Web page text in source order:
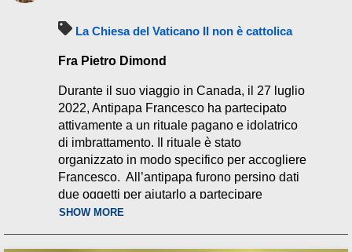
La Chiesa del Vaticano II non è cattolica
Fra Pietro Dimond
Durante il suo viaggio in Canada, il 27 luglio
2022, Antipapa Francesco ha partecipato
attivamente a un rituale pagano e idolatrico
di imbrattamento. Il rituale è stato
organizzato in modo specifico per accogliere
Francesco. All’antipapa furono persino dati
due oggetti per aiutarlo a partecipare
attivamente, e fu dichiarato pubblicamente
SHOW MORE